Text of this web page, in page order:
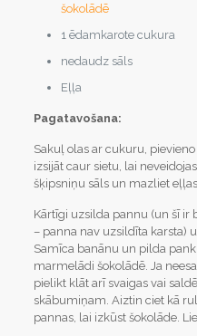
šokolādē
1 ēdamkarote cukura
nedaudz sāls
Eļļa
Pagatavošana:
Sakuļ olas ar cukuru,
izsijāt caur sietu, lai
šķipsniņu sāls un mazliet
Kārtīgi uzsilda pannu (un šī ir
– panna nav uzsildīta karsta)
Samīca banānu un pilda
marmelādi šokolādē. Ja
pielikt klāt arī svaigas vai
skābumiņam. Aiztin ciet kā
pannas, lai izkūst šokolāde.